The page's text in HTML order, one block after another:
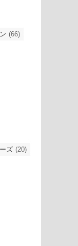
(66)
ズ (20)